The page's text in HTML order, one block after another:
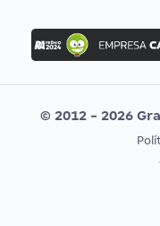
Concurso Ibama
Concurso MPU
Editais publicados
CONCURSOS POR
© 2012 - 2026